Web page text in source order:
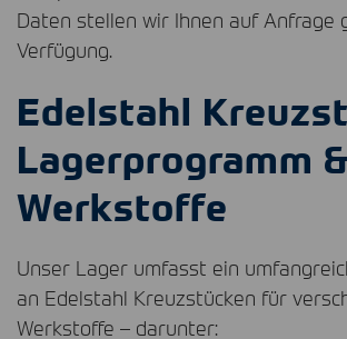
Daten stellen wir Ihnen auf Anfrage
Verfügung.
Edelstahl
Lagerprogramm &
Werkstoffe
Unser Lager umfasst ein
an Edelstahl Kreuzstücken für
Werkstoffe – darunter: